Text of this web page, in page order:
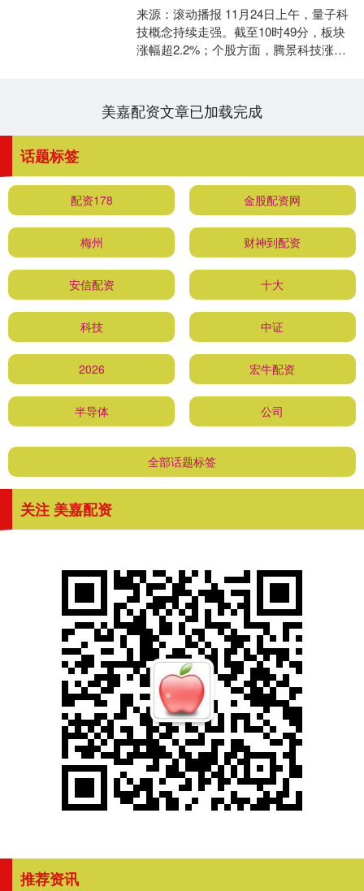
来源：滚动播报 11月24日上午，量子科
技概念持续走强。截至10时49分，板块
涨幅超2.2%；个股方面，腾景科技涨超
美嘉配资文章已加载完成
话题标签
配资178 金股配资网
梅州 财神到配资
安信配资 十大
科技 中证
2026 宏牛配资
半导体 公司
全部话题标签
关注 美嘉配资
推荐资讯